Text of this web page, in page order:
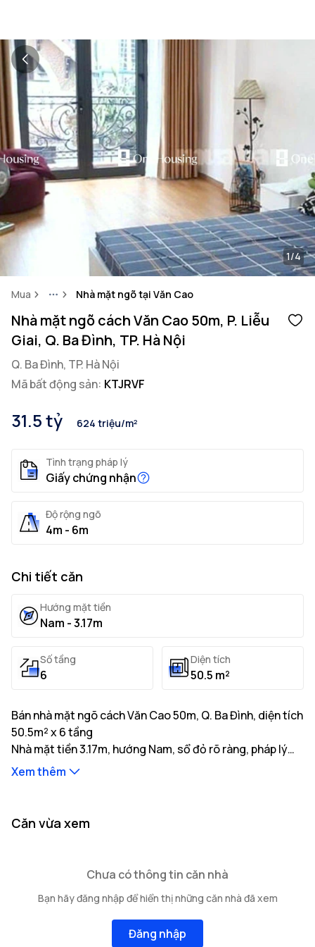
Mua MoreNhà mặt ngõ tại Văn Cao
1/4
Nhà mặt ngõ cách Văn Cao 50m, P. Liễu
Giai, Q. Ba Đình, TP. Hà Nội
Q. Ba Đình, TP. Hà Nội
Mã bất động sản: KTJRVF
31.5 tỷ 624 triệu/m²
Tình trạng pháp lý
Giấy chứng nhận
Độ rộng ngõ
4m - 6m
Chi tiết căn
Hướng mặt tiền
Nam - 3.17m
Số tầng
6
Diện tích
50.5 m²
Bán nhà mặt ngõ cách Văn Cao 50m, Q. Ba Đình, diện tích
50.5m² x 6 tầng
Nhà mặt tiền 3.17m, hướng Nam, sổ đỏ rõ ràng, pháp lý
minh bạch, giá tốt. Liên hệ gặp ngay chủ nhà.
tích xây dựng 300m²
Nhà mặt tiền 3.17m, hướng Nam, độ rộng ngõ tiếp giáp
Vị trí nhà nằm tại tuyến đường Văn Cao với
học, bệnh viện và tiện ích xung quanh.
Xem thêm
Căn vừa xem
Chưa có thông tin căn nhà
Bạn hãy đăng nhập để hiển thị những căn nhà đã xem
Đăng nhập